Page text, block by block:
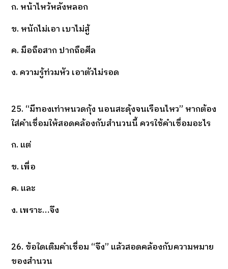
ก. หน้าไหว้หลังหลอก
ข. หนักไม่เอา เบาไม่สู้
ค. มือถือสาก ปากถือศีล
ง. ความรู้ท่วมหัว เอาตัวไม่รอด
25. “มีทองเท่าหนวดกุ้ง นอนสะดุ้งจนเรือนไหว” หากต้อง
ใส่คำเชื่อมให้สอดคล้องกับสำนวนนี้ ควรใช้คำเชื่อมอะไร
ก. แต่
ข. เพื่อ
ค. และ
ง. เพราะ…จึง
26. ข้อใดเติมคำเชื่อม “จึง” แล้วสอดคล้องกับความหมาย
ของสำนวน